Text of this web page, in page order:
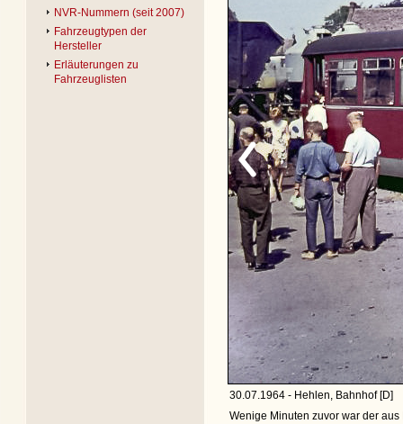
NVR-Nummern (seit 2007)
Fahrzeugtypen der
Hersteller
Erläuterungen zu
Fahrzeuglisten
30.07.1964 - Hehlen, Bahnhof [D]
Wenige Minuten zuvor war der